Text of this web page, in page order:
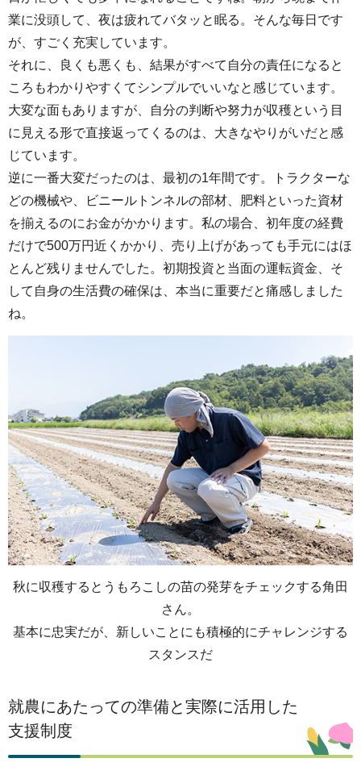
業に没頭して、夜は疲れてバタッと眠る。そんな毎日です
が、すごく充実しています。
それに、良くも悪くも、結果がすべて自分の責任になると
ころもわかりやすくてシンプルでいいなと感じています。
大変な面もありますが、自分の判断や努力が収穫という目
に見える形で直接返ってくるのは、大きなやりがいだと感
じています。
逆に一番大変だったのは、最初の1年間です。トラクターな
どの機械や、ビニールトンネルの部材、肥料といった資材
を揃えるのにお金がかかります。私の場合、初年度の経費
だけで500万円近くかかり、売り上げがあっても手元にはほ
とんど残りませんでした。初期投資と当面の運転資金、そ
して自身の生活費の確保は、本当に重要だと痛感しました
ね。
秋に収穫するとうもろこしの苗の発芽をチェックする角田
さん。
基本に忠実だが、新しいことにも積極的にチャレンジする
スタンスだ
就農にあたっての準備と実際に活用した
支援制度